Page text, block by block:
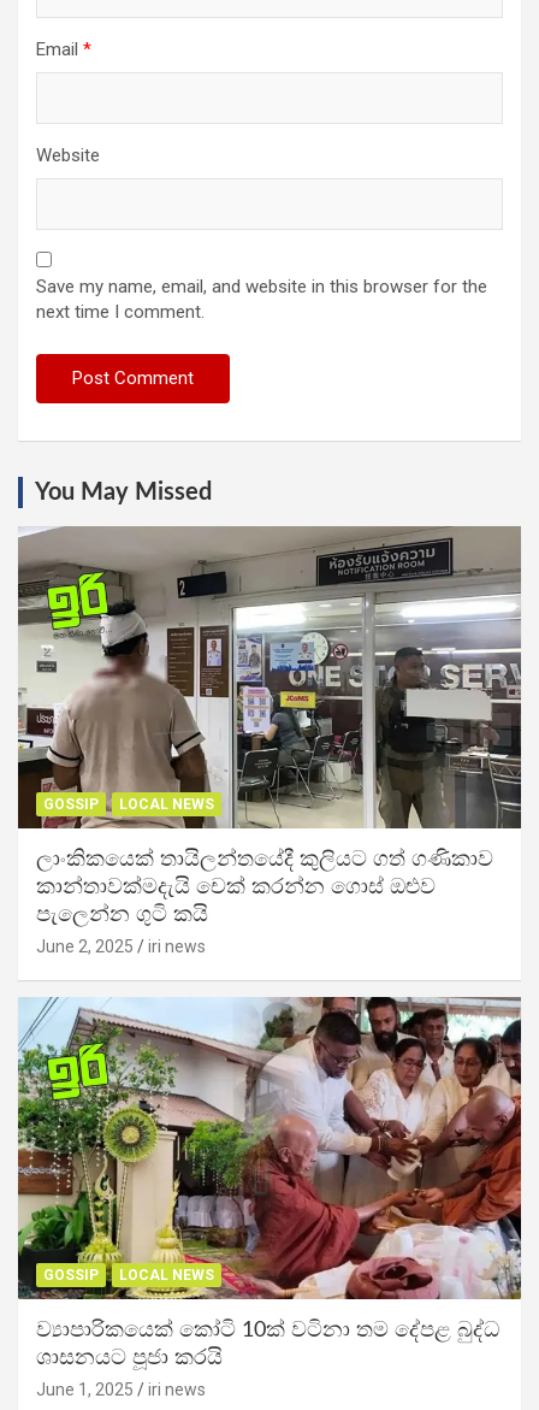
Email *
Website
Save my name, email, and website in this browser for the
next time I comment.
You May Missed
GOSSIP LOCAL NEWS
ලාංකිකයෙක් තායිලන්තයේදී කුලියට ගත් ගණිකාව
කාන්තාවක්මදැයි චෙක් කරන්න ගොස් ඔළුව
පැලෙන්න ගුටි කයි
June 2, 2025 iri news
GOSSIP LOCAL NEWS
ව්‍යාපාරිකයෙක් කෝටි 10ක් වටිනා තම දේපළ බුද්ධ
ශාසනයට පූජා කරයි
June 1, 2025 iri news